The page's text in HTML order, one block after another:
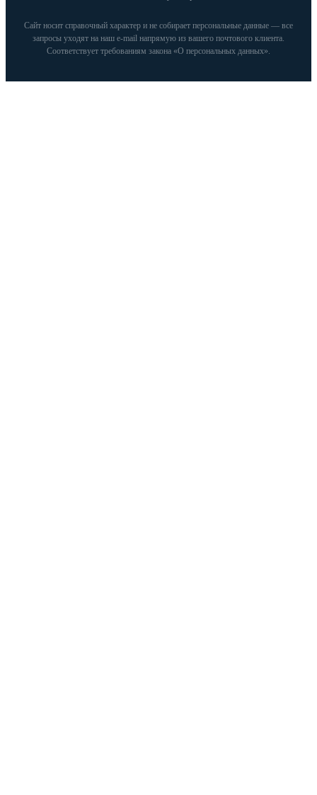
Сайт носит справочный характер и не собирает персональные данные — все
запросы уходят на наш e‑mail напрямую из вашего почтового клиента.
Соответствует требованиям закона «О персональных данных».